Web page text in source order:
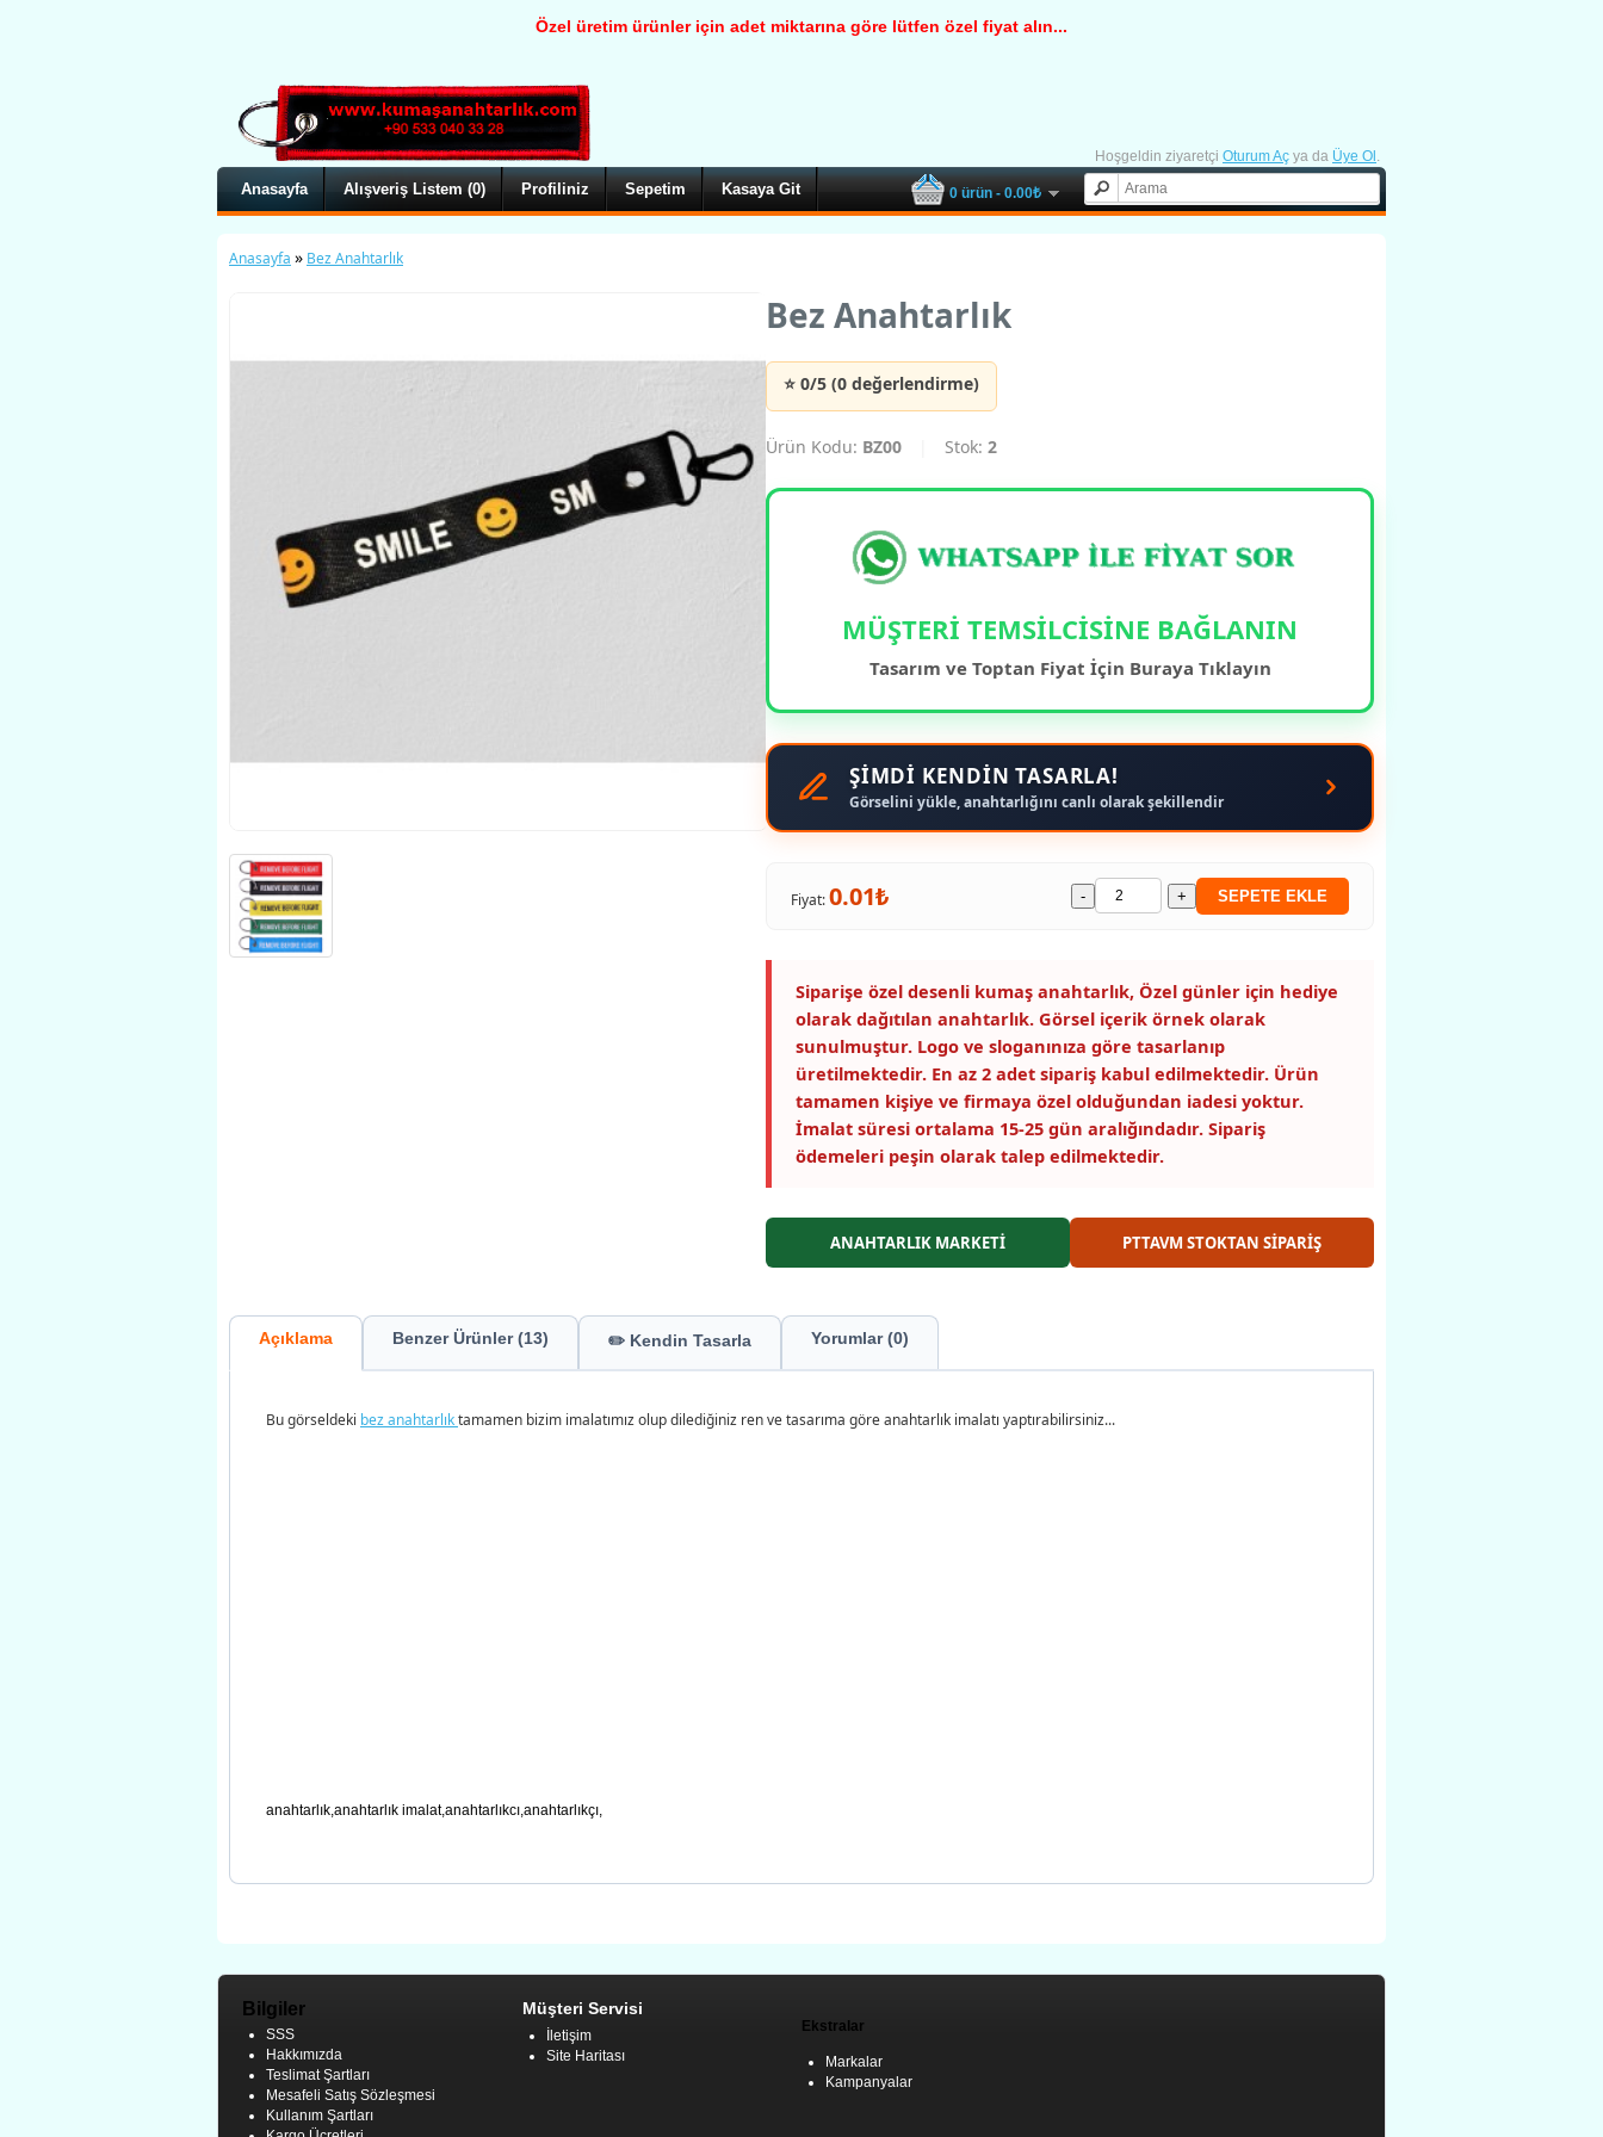
Özel üretim ürünler için adet miktarına göre lütfen özel fiyat alın...
0 ürün - 0.00₺
Hoşgeldin ziyaretçi Oturum Aç ya da Üye Ol .
Anasayfa Alışveriş Listem (0) Profiliniz Sepetim Kasaya Git
Anasayfa » Bez Anahtarlık
Bez Anahtarlık
⭐ 0/5 (0 değerlendirme)
Ürün Kodu: BZ00 Stok: 2
MÜŞTERİ TEMSİLCİSİNE BAĞLANIN
Tasarım ve Toptan Fiyat İçin Buraya Tıklayın
ŞİMDİ KENDİN TASARLA!
Görselini yükle, anahtarlığını canlı olarak şekillendir
Fiyat:0.01₺ - + SEPETE EKLE
Siparişe özel desenli kumaş anahtarlık, Özel günler için hediye
olarak dağıtılan anahtarlık. Görsel içerik örnek olarak
sunulmuştur. Logo ve sloganınıza göre tasarlanıp
üretilmektedir. En az 2 adet sipariş kabul edilmektedir. Ürün
tamamen kişiye ve firmaya özel olduğundan iadesi yoktur.
İmalat süresi ortalama 15-25 gün aralığındadır. Sipariş
ödemeleri peşin olarak talep edilmektedir.
ANAHTARLIK MARKETİ PTTAVM STOKTAN SİPARİŞ
Açıklama Benzer Ürünler (13) ✏️ Kendin Tasarla Yorumlar (0)
Bu görseldeki bezanahtarlıktamamen bizim imalatımız olup dilediğiniz ren ve tasarıma göre anahtarlık imalatı yaptırabilirsiniz...
anahtarlık,anahtarlık imalat,anahtarlıkcı,anahtarlıkçı,
Bilgiler
SSS
Hakkımızda
Teslimat Şartları
Mesafeli Satış Sözleşmesi
Kullanım Şartları
Müşteri Servisi
İletişim
Site Haritası
Ekstralar
Markalar
Kampanyalar